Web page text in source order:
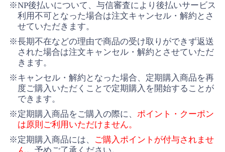
※NP後払いについて、与信審査により後払いサービス
利用不可となった場合は注文キャンセル・解約とさ
せていただきます。
※長期不在などの理由で商品の受け取りができず返送
された場合は注文キャンセル・解約とさせていただ
きます。
※キャンセル・解約となった場合、定期購入商品を再
度ご購入いただくことで定期購入を開始することが
できます。
※定期購入商品をご購入の際に、 ポイント・クーポン
は原則ご利用いただけません。
※定期購入商品には、
ご購入ポイントが付与されませ